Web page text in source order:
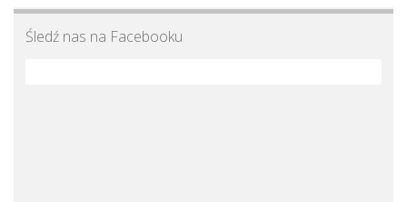
Śledź nas na Facebooku